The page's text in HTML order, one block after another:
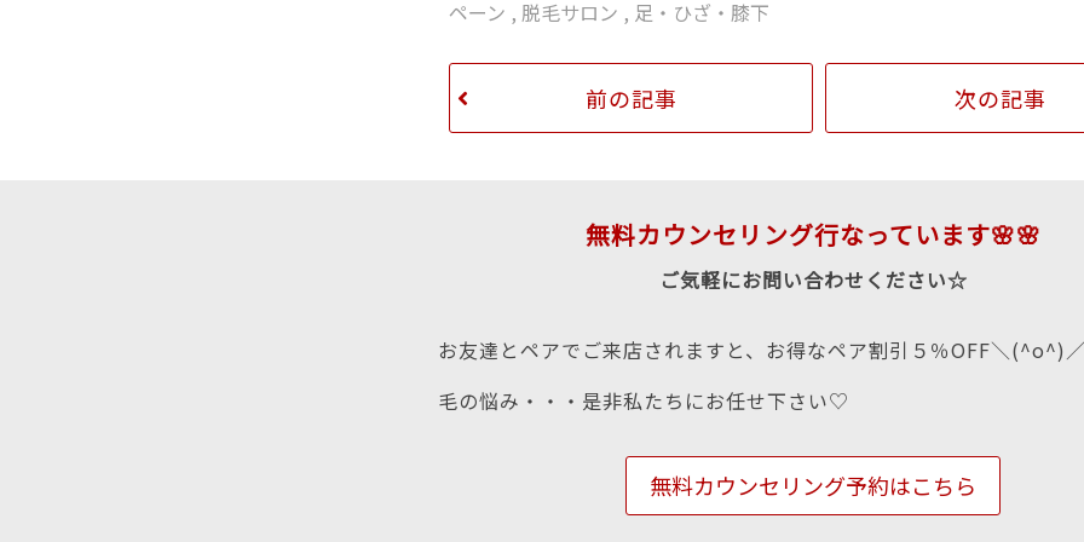
ペーン , 脱毛サロン , 足・ひざ・膝下
前の記事 次の記事
無料カウンセリング行なっています🌸🌸
ご気軽にお問い合わせください☆
お友達とペアでご来店されますと、お得なペア割引５％OFF＼(^o^)
毛の悩み・・・是非私たちにお任せ下さい♡
無料カウンセリング予約はこちら